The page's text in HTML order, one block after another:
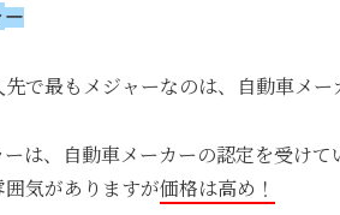
ー
で最もメジャーなのは、 自動車メー
は、自動車メーカーの認定を受けて
気があ りますが価格は高め！